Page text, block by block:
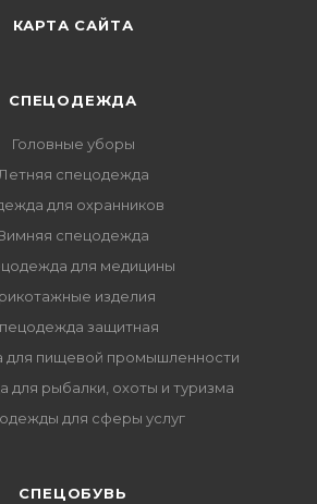
КАРТА САЙТА
СПЕЦОДЕЖДА
Головные уборы
Летняя спецодежда
для охранников
спецодежда
для медицины
изделия
защитная
для пищевой промышленности
для рыбалки, охоты и туризма
для сферы услуг
CПЕЦОБУВЬ